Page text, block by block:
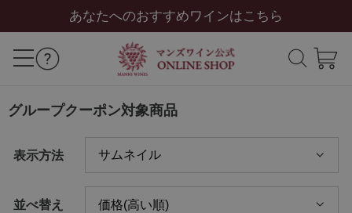
あなたへのおすすめワインはこちら
グループクーポン対象商品
表示方法
並べ替え